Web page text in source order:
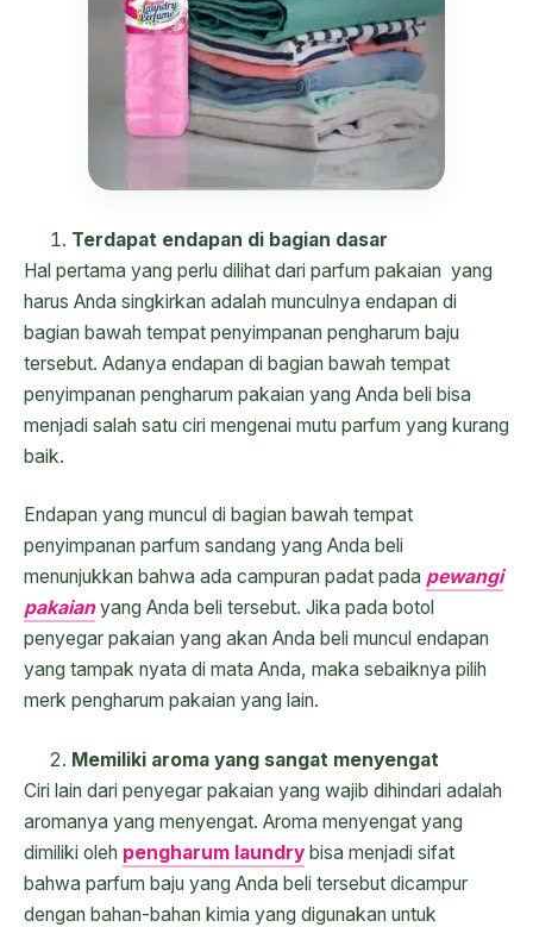
Terdapat endapan di bagian dasar
Hal pertama yang perlu dilihat dari parfum pakaian yang
harus Anda singkirkan adalah munculnya endapan di
bagian bawah tempat penyimpanan pengharum baju
tersebut. Adanya endapan di bagian bawah tempat
penyimpanan pengharum pakaian yang Anda beli bisa
menjadi salah satu ciri mengenai mutu parfum yang kurang
baik.
Endapan yang muncul di bagian bawah tempat
penyimpanan parfum sandang yang Anda beli
menunjukkan bahwa ada campuran padat pada pewangi
pakaianyang Anda beli tersebut. Jika pada botol
penyegar pakaian yang akan Anda beli muncul endapan
yang tampak nyata di mata Anda, maka sebaiknya pilih
merk pengharum pakaian yang lain.
Memiliki aroma yang sangat menyengat
Ciri lain dari penyegar pakaian yang wajib dihindari adalah
aromanya yang menyengat. Aroma menyengat yang
dimiliki oleh pengharum laundry bisa menjadi sifat
bahwa parfum baju yang Anda beli tersebut dicampur
dengan bahan-bahan kimia yang digunakan untuk